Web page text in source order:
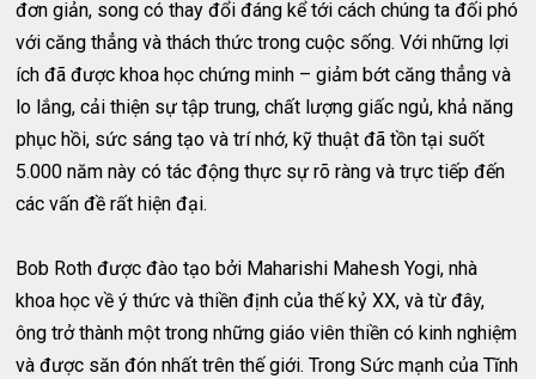
đơn giản, song có thay đổi đáng kể tới cách chúng ta đối phó
với căng thẳng và thách thức trong cuộc sống. Với những lợi
ích đã được khoa học chứng minh – giảm bớt căng thẳng và
lo lắng, cải thiện sự tập trung, chất lượng giấc ngủ, khả năng
phục hồi, sức sáng tạo và trí nhớ, kỹ thuật đã tồn tại suốt
5.000 năm này có tác động thực sự rõ ràng và trực tiếp đến
các vấn đề rất hiện đại.
Bob Roth được đào tạo bởi Maharishi Mahesh Yogi, nhà
khoa học về ý thức và thiền định của thế kỷ XX, và từ đây,
ông trở thành một trong những giáo viên thiền có kinh nghiệm
và được săn đón nhất trên thế giới. Trong Sức mạnh của Tĩnh